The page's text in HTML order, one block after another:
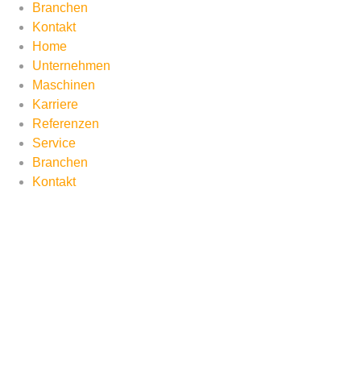
Branchen
Kontakt
Home
Unternehmen
Maschinen
Karriere
Referenzen
Service
Branchen
Kontakt